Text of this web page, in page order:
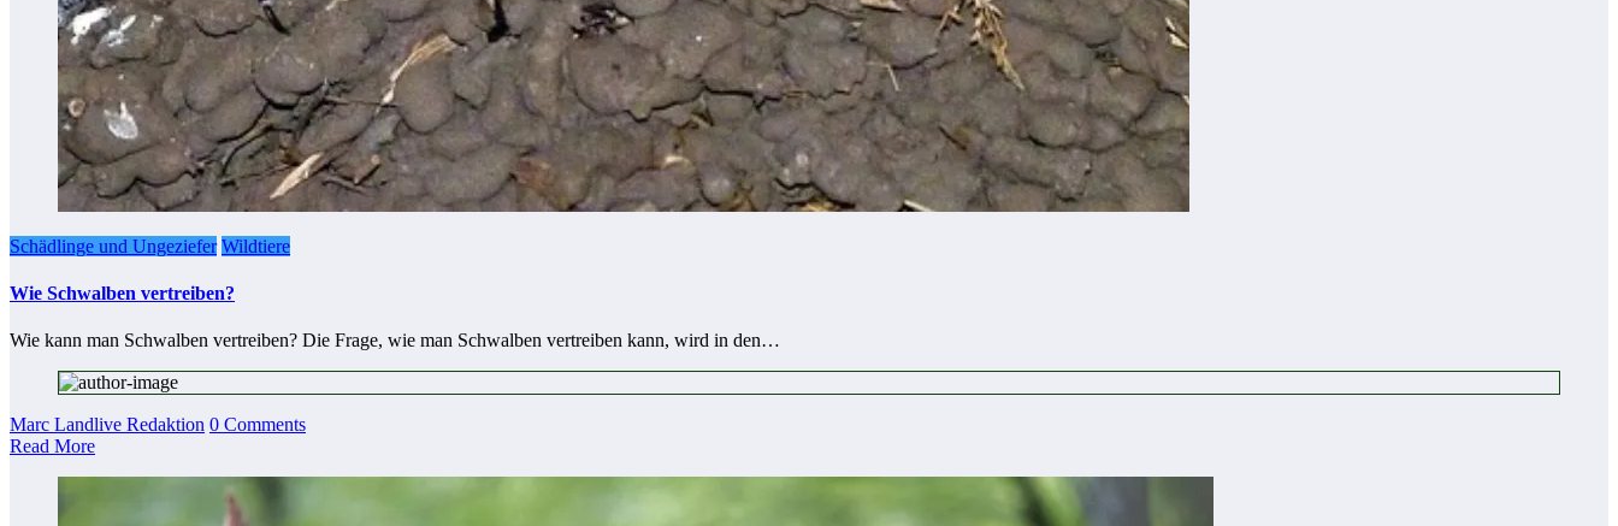
Schädlinge und Ungeziefer Wildtiere
Wie Schwalben vertreiben?
Wie kann man Schwalben vertreiben? Die Frage, wie man Schwalben vertreiben kann, wird in den…
Marc Landlive Redaktion 0 Comments
Read More